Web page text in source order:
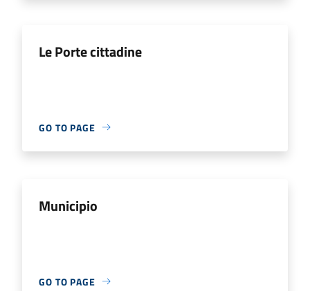
Le Porte cittadine
GO TO PAGE
Municipio
GO TO PAGE